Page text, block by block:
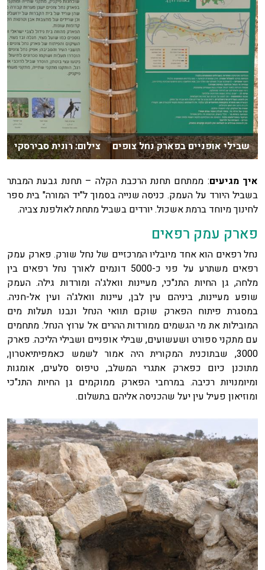
שבילי אופניים בפארק נחל צופים צילום: רונית סבירסקי
איך מגיעים: ממתחם תחנת הרכבת הקלה – תחנת גבעת המבתר
בשביל היורד על העמק. כניסה שנייה בסמוך ל"יד המורה" בית ספר
לחינוך מיוחד ברמת אשכול. יורדים בשביל מתחת לאולפנת צביה.
פארק עמק רפאים
נחל רפאים הוא אחד מיובליו המרכזיים של נחל שורק. פארק עמק
רפאים משתרע על פני כ-5000 דונמים לאורך נחל רפאים בין
מלחה, גן החיות התנ"כי, מעיינות וואלג'ה ומורדות גילה. העמק
שופע מעיינות, ביניהם עין לבן, עיינות וואלג'ה ועין אל-חניה.
במסגרת פיתוח הפארק שוקם תוואי הנחל ונבנו תעלות מים
המובילות את מי הגשמים ממורדות ההרים אל ערוץ הנחל. מתחמים
עם מתקני ספורט ושעשועים, שבילי אופניים ושבילי הליכה. פארק
3000, שבתוכנית המקורית היה אמור לשמש כאמפיתיאטרון,
מתוכנן כיום כפארק אתגרי המשלב, טיפוס סלעים, אומגות
ומיומנויות רכיבה. במרחבי הפארק ממוקמים גן החיות התנ"כי
ומוזיאון פעיל עין יעל שהכניסה אליהם בתשלום.